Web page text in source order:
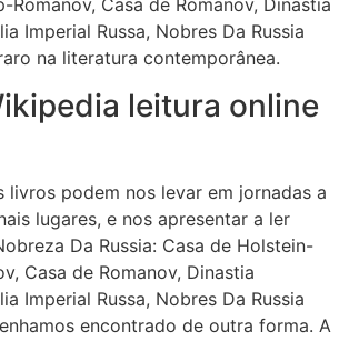
Casa de Romanov, Dinastia
Imperial Russa, Nobres Da Russia
na literatura contemporânea.
leitura online
livros podem nos levar em jornadas a
lugares, e nos apresentar a ler
Da Russia: Casa de Holstein-
Casa de Romanov, Dinastia
Imperial Russa, Nobres Da Russia
encontrado de outra forma. A